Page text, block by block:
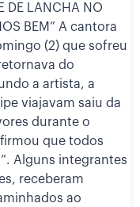
DE LANCHA NO
BEM” A cantora
(2) que sofreu
do
a artista, a
viajavam saiu da
durante o
que todos
Alguns integrantes
receberam
ao